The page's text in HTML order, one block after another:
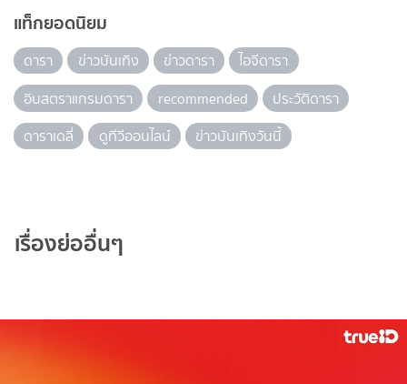
แท็กยอดนิยม
ดารา ข่าวบันเทิง ข่าวดารา
ไอจีดารา
อินสตราแกรมดารา
recommended
ประวัติดารา
ดาราเดลี่
ดูทีวีออนไลน์ ข่าวบันเทิงวันนี้
เรื่องย่ออื่นๆ